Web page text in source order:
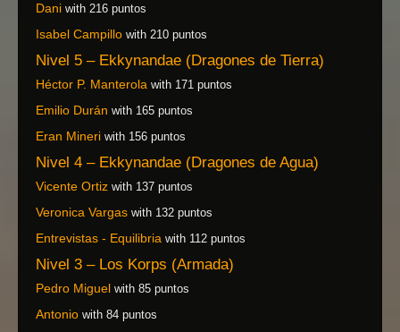
Dani with 216 puntos
Isabel Campillo with 210 puntos
Nivel 5 – Ekkynandae (Dragones de Tierra)
Héctor P. Manterola with 171 puntos
Emilio Durán with 165 puntos
Eran Mineri with 156 puntos
Nivel 4 – Ekkynandae (Dragones de Agua)
Vicente Ortiz with 137 puntos
Veronica Vargas with 132 puntos
Entrevistas - Equilibria with 112 puntos
Nivel 3 – Los Korps (Armada)
Pedro Miguel with 85 puntos
Antonio with 84 puntos